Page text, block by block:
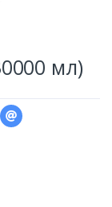
мл)